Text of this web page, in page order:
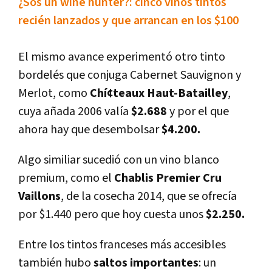
recién lanzados y que arrancan en los $100
El mismo avance experimentó otro tinto
bordelés que conjuga Cabernet Sauvignon y
Merlot, como Chí¢teaux Haut-Batailley,
cuya añada 2006 valí­a$2.688y por el que
ahora hay que desembolsar$4.200.
Algo similiar sucedió con un vino blanco
premium, como el Chablis Premier Cru
Vaillons, de la cosecha 2014, que se ofrecí­a
por $1.440 pero que hoy cuesta unos$2.250.
Entre los tintos franceses más accesibles
también hubosaltos importantes: un